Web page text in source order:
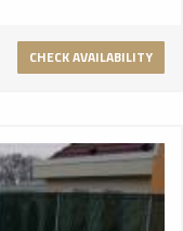
CHECK AVAILABILITY